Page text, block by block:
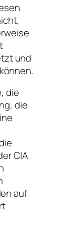
und
die
die
CIA
auf